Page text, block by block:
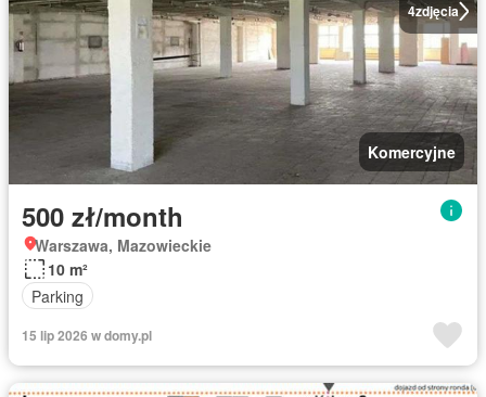
4zdjęcia
Komercyjne
500 zł/month
Warszawa, Mazowieckie
10 m²
Parking
15 lip 2026 w domy.pl